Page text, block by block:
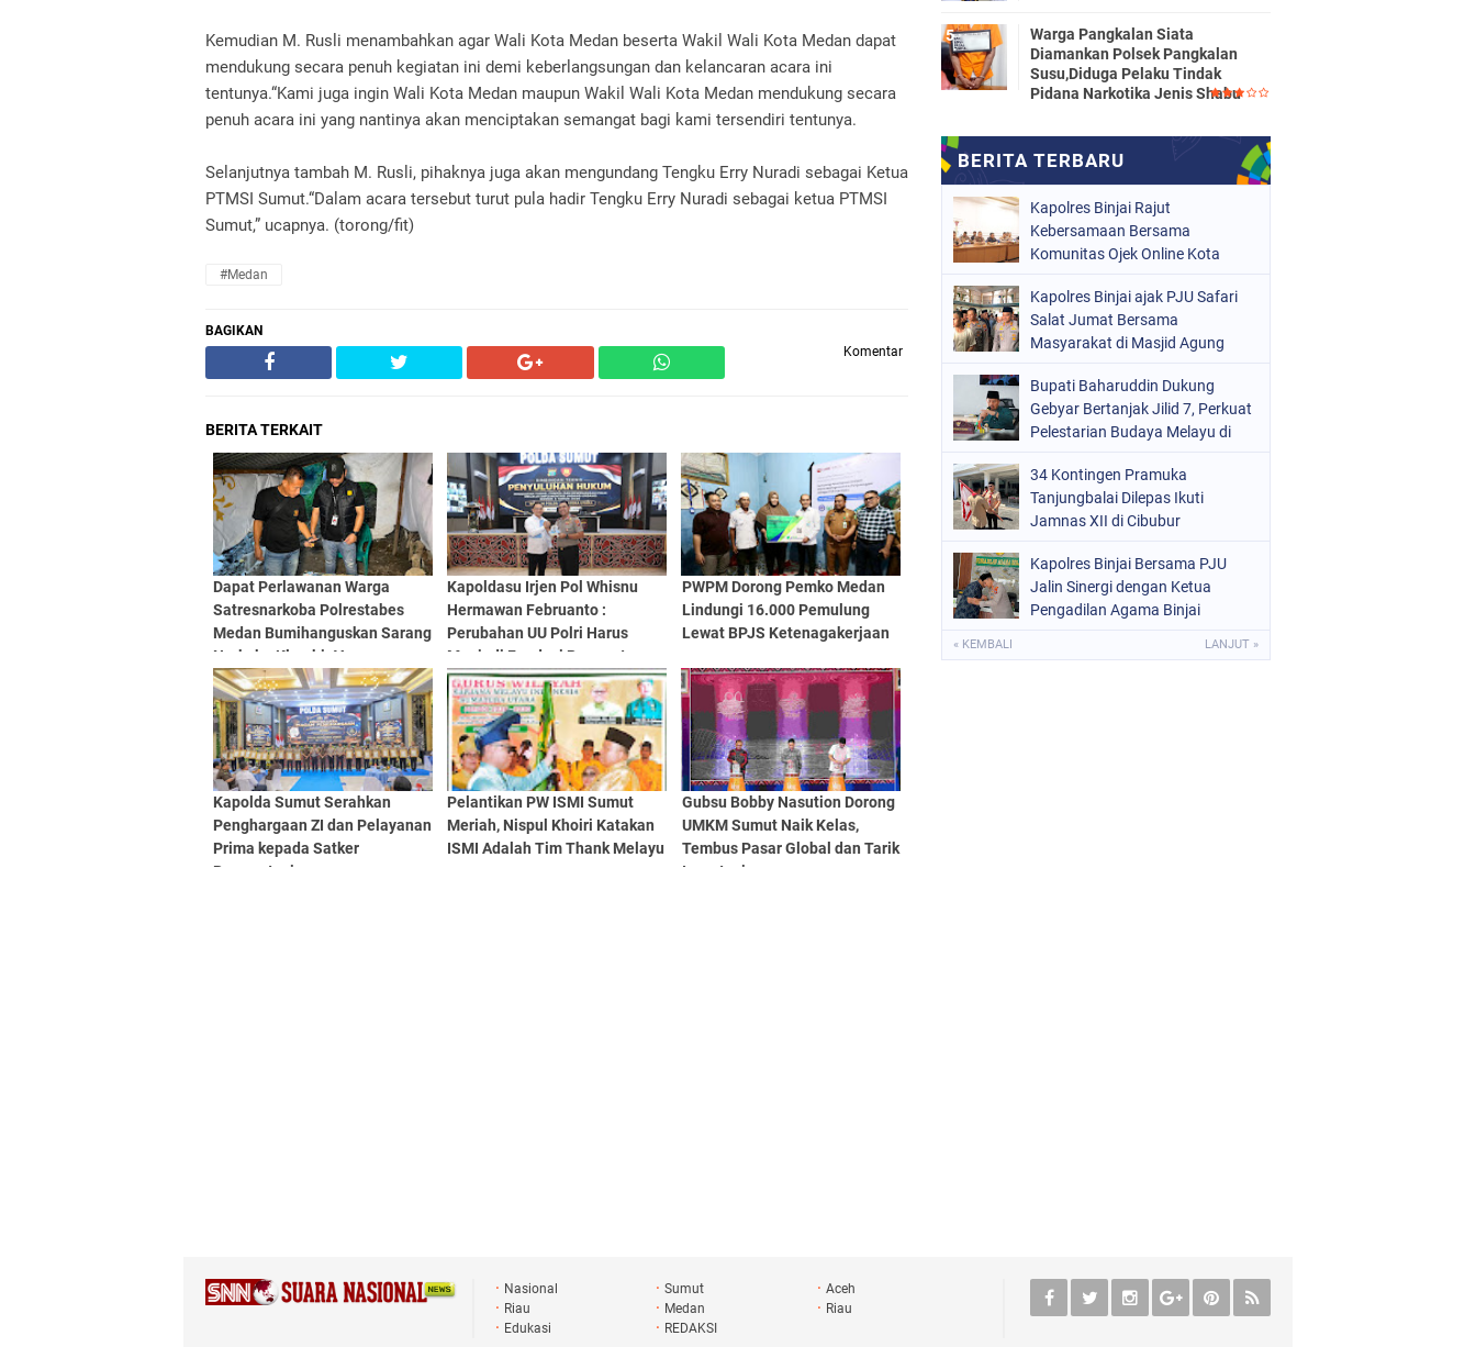
Kemudian M. Rusli menambahkan agar Wali Kota Medan beserta Wakil Wali Kota Medan dapat
mendukung secara penuh kegiatan ini demi keberlangsungan dan kelancaran acara ini
tentunya.“Kami juga ingin Wali Kota Medan maupun Wakil Wali Kota Medan mendukung secara
penuh acara ini yang nantinya akan menciptakan semangat bagi kami tersendiri tentunya.
Selanjutnya tambah M. Rusli, pihaknya juga akan mengundang Tengku Erry Nuradi sebagai Ketua
PTMSI Sumut.“Dalam acara tersebut turut pula hadir Tengku Erry Nuradi sebagai ketua PTMSI
Sumut,” ucapnya. (torong/fit)
#Medan
BAGIKAN
Komentar
BERITA TERKAIT
Dapat Perlawanan Warga
Satresnarkoba Polrestabes
Medan Bumihanguskan Sarang
Narkoba Klambir V
Kapoldasu Irjen Pol Whisnu
Hermawan Februanto :
Perubahan UU Polri Harus
Menjadi Fondasi Penguatan
Profesionalisme dan
Akuntabilitas Personel
PWPM Dorong Pemko Medan
Lindungi 16.000 Pemulung
Lewat BPJS Ketenagakerjaan
Kapolda Sumut Serahkan
Penghargaan ZI dan Pelayanan
Prima kepada Satker
Berprestasi
Pelantikan PW ISMI Sumut
Meriah, Nispul Khoiri Katakan
ISMI Adalah Tim Thank Melayu
Gubsu Bobby Nasution Dorong
UMKM Sumut Naik Kelas,
Tembus Pasar Global dan Tarik
Investasi
Warga Pangkalan Siata
Diamankan Polsek Pangkalan
Susu,Diduga Pelaku Tindak
Pidana Narkotika Jenis Shabu
Kapolres Binjai Rajut
Kebersamaan Bersama
Komunitas Ojek Online Kota
Kapolres Binjai ajak PJU Safari
Salat Jumat Bersama
Masyarakat di Masjid Agung
Bupati Baharuddin Dukung
Gebyar Bertanjak Jilid 7, Perkuat
Pelestarian Budaya Melayu di
34 Kontingen Pramuka
Tanjungbalai Dilepas Ikuti
Jamnas XII di Cibubur
Kapolres Binjai Bersama PJU
Jalin Sinergi dengan Ketua
Pengadilan Agama Binjai
« KEMBALI LANJUT »
Nasional Sumut
Aceh
Riau
Medan
Riau
Edukasi
REDAKSI